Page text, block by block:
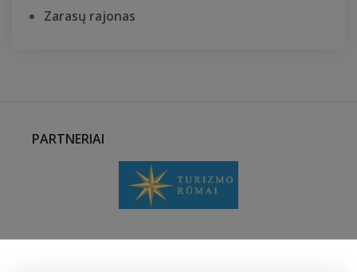
Zarasų rajonas
PARTNERIAI